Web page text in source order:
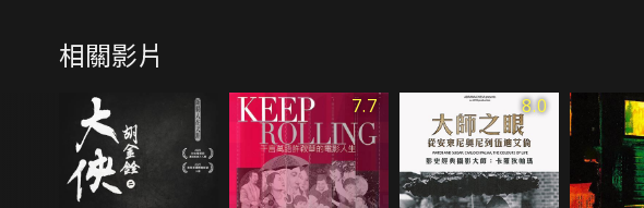
相關影片
7.7 8.0